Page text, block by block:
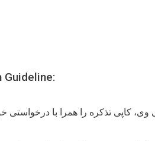
Guideline:
کاپی تذکره را همرا با درخواستی